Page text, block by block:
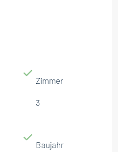
Zimmer
3
Baujahr